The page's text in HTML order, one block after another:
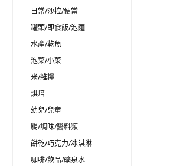
日常/沙拉/便當
罐頭/即食飯/泡麵
水產/乾魚
泡菜/小菜
米/雜糧
烘培
幼兒/兒童
腸/調味/醬料類
餅乾/巧克力/冰淇淋
咖啡/飲品/礦泉水